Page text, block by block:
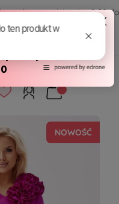
piątku w godzinach - 8:00 do
sklep@modasizeplus.pl
NOWOŚĆ